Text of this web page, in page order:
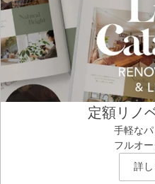
定額リノ
手軽な
フルオ
詳